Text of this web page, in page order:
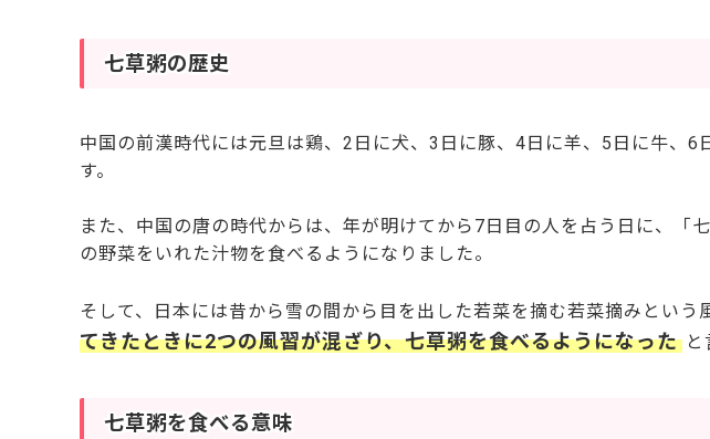
七草粥の歴史
中国の前漢時代には元旦は鶏、2日に犬、3日に豚、4日に羊、5日に牛、6
す。
また、中国の唐の時代からは、年が明けてから7日目の人を占う日に、「
の野菜をいれた汁物を食べるようになりました。
そして、日本には昔から雪の間から目を出した若菜を摘む若菜摘みという
てきたときに2つの風習が混ざり、七草粥を食べるようになった と
七草粥を食べる意味